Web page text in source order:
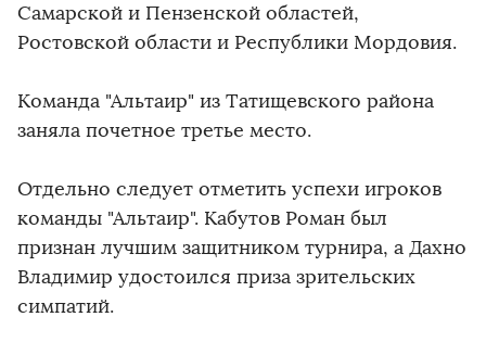
Самарской и Пензенской областей,
Ростовской области и Республики Мордовия.
Команда "Альтаир" из Татищевского района
заняла почетное третье место.
Отдельно следует отметить успехи игроков
команды "Альтаир". Кабутов Роман был
признан лучшим защитником турнира, а Дахно
Владимир удостоился приза зрительских
симпатий.